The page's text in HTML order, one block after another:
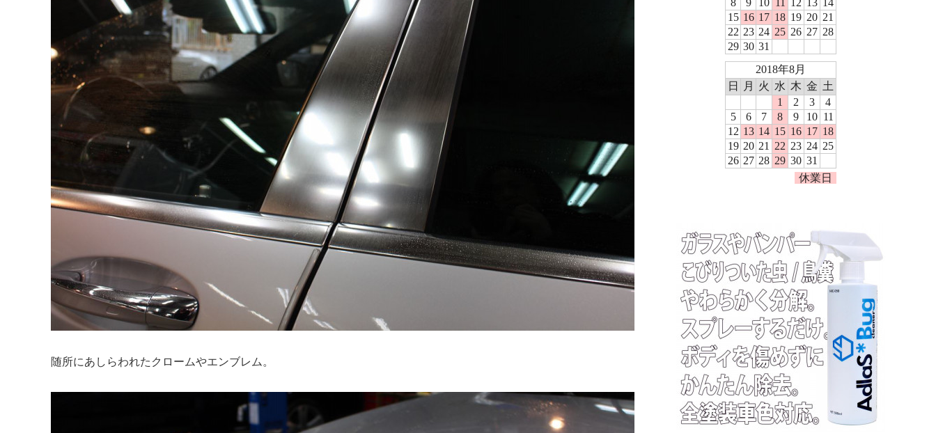
随所にあしらわれたクロームやエンブレム。